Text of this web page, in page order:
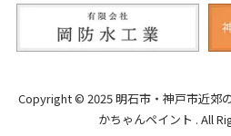
Copyright © 2025 明石市・神戸市近郊
かちゃんペイント . All